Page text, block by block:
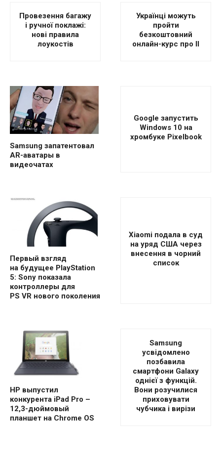
Провезення багажу
і ручної поклажі:
нові правила
лоукостів
Українці можуть
пройти
безкоштовний
онлайн-курс про ІІ
Samsung запатентовал
AR-аватары в
видеочатах
Google запустить
Windows 10 на
хромбуке Pixelbook
Первый взгляд
на будущее PlayStation
5: Sony показала
контроллеры для
PS VR нового поколения
Xiaomi подала в суд
на уряд США через
внесення в чорний
список
HP выпустил
конкурента iPad Pro –
12,3-дюймовый
планшет на Chrome OS
Samsung
усвідомлено
позбавила
смартфони Galaxy
однієї з функцій.
Вони розучилися
приховувати
чубчика і вирізи